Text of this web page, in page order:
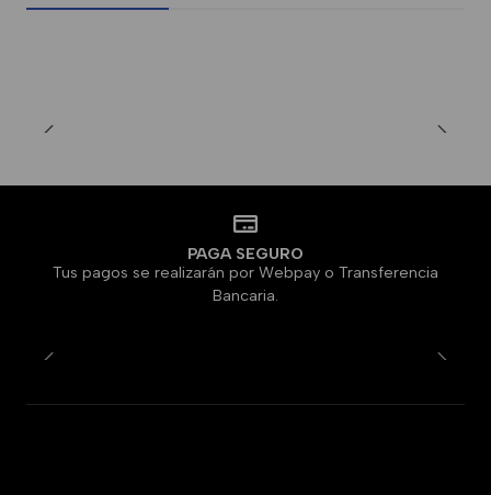
PAGA SEGURO
Tus pagos se realizarán por Webpay o Transferencia
Bancaria.